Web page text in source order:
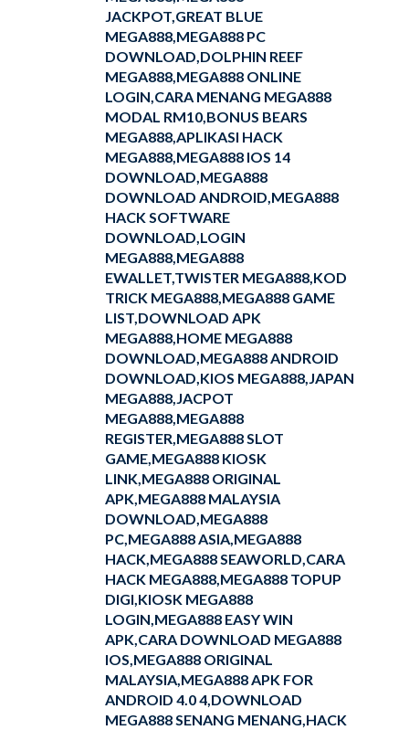
JACKPOT,GREAT BLUE
MEGA888,MEGA888 PC
DOWNLOAD,DOLPHIN REEF
MEGA888,MEGA888 ONLINE
LOGIN,CARA MENANG MEGA888
MODAL RM10,BONUS BEARS
MEGA888,APLIKASI HACK
MEGA888,MEGA888 IOS 14
DOWNLOAD,MEGA888
DOWNLOAD ANDROID,MEGA888
HACK SOFTWARE
DOWNLOAD,LOGIN
MEGA888,MEGA888
EWALLET,TWISTER MEGA888,KOD
TRICK MEGA888,MEGA888 GAME
LIST,DOWNLOAD APK
MEGA888,HOME MEGA888
DOWNLOAD,MEGA888 ANDROID
DOWNLOAD,KIOS MEGA888,JAPAN
MEGA888,JACPOT
MEGA888,MEGA888
REGISTER,MEGA888 SLOT
GAME,MEGA888 KIOSK
LINK,MEGA888 ORIGINAL
APK,MEGA888 MALAYSIA
DOWNLOAD,MEGA888
PC,MEGA888 ASIA,MEGA888
HACK,MEGA888 SEAWORLD,CARA
HACK MEGA888,MEGA888 TOPUP
DIGI,KIOSK MEGA888
LOGIN,MEGA888 EASY WIN
APK,CARA DOWNLOAD MEGA888
IOS,MEGA888 ORIGINAL
MALAYSIA,MEGA888 APK FOR
ANDROID 4.0 4,DOWNLOAD
MEGA888 SENANG MENANG,HACK